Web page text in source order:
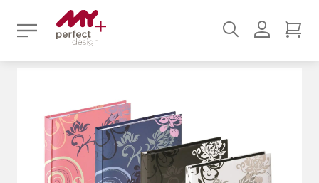
Suchen
Bildergalerie
springen